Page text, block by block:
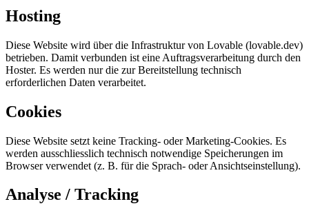
Hosting
Diese Website wird über die Infrastruktur von Lovable (lovable.dev)
betrieben. Damit verbunden ist eine Auftragsverarbeitung durch den
Hoster. Es werden nur die zur Bereitstellung technisch
erforderlichen Daten verarbeitet.
Cookies
Diese Website setzt keine Tracking- oder Marketing-Cookies. Es
werden ausschliesslich technisch notwendige Speicherungen im
Browser verwendet (z. B. für die Sprach- oder Ansichtseinstellung).
Analyse / Tracking